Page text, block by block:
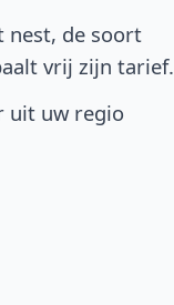
nest, de soort
vrij zijn tarief.
uit uw regio